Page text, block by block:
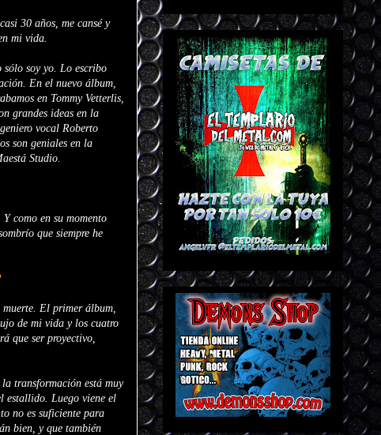
30 años, me cansé y
mi vida.
sólo soy yo. Lo escribo
En el nuevo álbum,
en Tommy Vetterlis,
grandes ideas en la
vocal Roberto
son geniales en la
Studio.
como en su momento
que siempre he
muerte. El primer álbum,
de mi vida y los cuatro
que ser proyectivo,
transformación está muy
estallido. Luego viene el
no es suficiente para
bien, y que también